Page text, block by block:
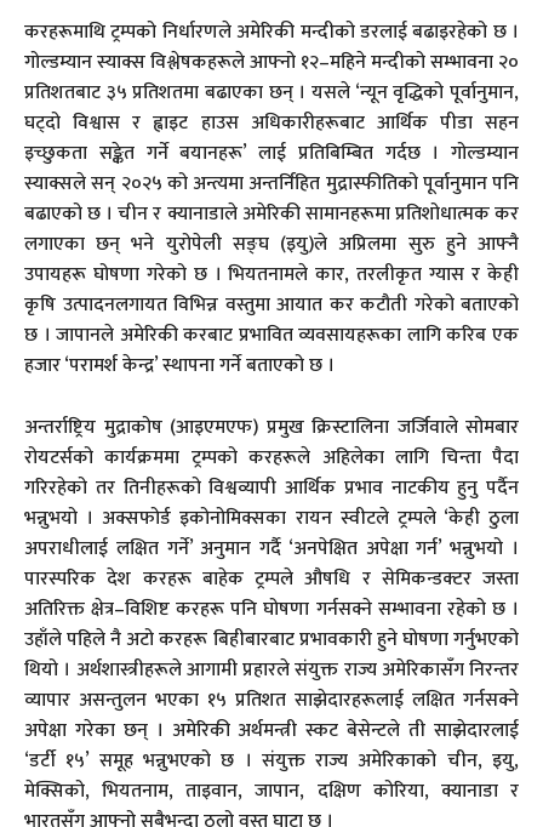
करहरूमाथि ट्रम्पको निर्धारणले अमेरिकी मन्दीको डरलाई बढाइरहेको छ ।
गोल्डम्यान स्याक्स विश्लेषकहरूले आफ्नो १२–महिने मन्दीको सम्भावना २०
प्रतिशतबाट ३५ प्रतिशतमा बढाएका छन् । यसले ‘न्यून वृद्धिको पूर्वानुमान,
घट्दो विश्वास र ह्वाइट हाउस अधिकारीहरूबाट आर्थिक पीडा सहन
इच्छुकता सङ्केत गर्ने बयानहरू’ लाई प्रतिबिम्बित गर्दछ । गोल्डम्यान
स्याक्सले सन् २०२५ को अन्त्यमा अन्तर्निहित मुद्रास्फीतिको पूर्वानुमान पनि
बढाएको छ । चीन र क्यानाडाले अमेरिकी सामानहरूमा प्रतिशोधात्मक कर
लगाएका छन् भने युरोपेली सङ्घ (इयु)ले अप्रिलमा सुरु हुने आफ्नै
उपायहरू घोषणा गरेको छ । भियतनामले कार, तरलीकृत ग्यास र केही
कृषि उत्पादनलगायत विभिन्न वस्तुमा आयात कर कटौती गरेको बताएको
छ । जापानले अमेरिकी करबाट प्रभावित व्यवसायहरूका लागि करिब एक
हजार ‘परामर्श केन्द्र’ स्थापना गर्ने बताएको छ ।
अन्तर्राष्ट्रिय मुद्राकोष (आइएमएफ) प्रमुख क्रिस्टालिना जर्जिवाले सोमबार
रोयटर्सको कार्यक्रममा ट्रम्पको करहरूले अहिलेका लागि चिन्ता पैदा
गरिरहेको तर तिनीहरूको विश्वव्यापी आर्थिक प्रभाव नाटकीय हुनु पर्दैन
भन्नुभयो । अक्सफोर्ड इकोनोमिक्सका रायन स्वीटले ट्रम्पले ‘केही ठुला
अपराधीलाई लक्षित गर्ने’ अनुमान गर्दै ‘अनपेक्षित अपेक्षा गर्न’ भन्नुभयो ।
पारस्परिक देश करहरू बाहेक ट्रम्पले औषधि र सेमिकन्डक्टर जस्ता
अतिरिक्त क्षेत्र–विशिष्ट करहरू पनि घोषणा गर्नसक्ने सम्भावना रहेको छ ।
उहाँले पहिले नै अटो करहरू बिहीबारबाट प्रभावकारी हुने घोषणा गर्नुभएको
थियो । अर्थशास्त्रीहरूले आगामी प्रहारले संयुक्त राज्य अमेरिकासँग निरन्तर
व्यापार असन्तुलन भएका १५ प्रतिशत साझेदारहरूलाई लक्षित गर्नसक्ने
अपेक्षा गरेका छन् । अमेरिकी अर्थमन्त्री स्कट बेसेन्टले ती साझेदारलाई
‘डर्टी १५’ समूह भन्नुभएको छ । संयुक्त राज्य अमेरिकाको चीन, इयु,
मेक्सिको, भियतनाम, ताइवान, जापान, दक्षिण कोरिया, क्यानाडा र